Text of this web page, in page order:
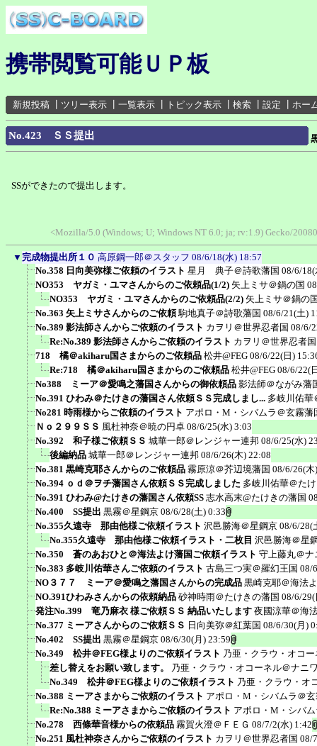
携帯閲覧可能ＵＰ板
新規投稿 ツリー表示 一覧表示 トピック表示 検索 設定 ホー
No.423 ＳＳ提出
SSができたので提出します。
<Mozilla/5.0 (Windows; U; Windows NT 6.0; ja; rv:1.9) Gecko/
▼ 完成物提出所１０ 高原鋼一郎＠スタッフ 08/6/18(水) 18:57
No.358 日向美弥様ご依頼のイラスト 星月 典子＠詩歌藩国 08/6/18(
NO353 ヤガミ・ユマさんからのご依頼品(1/2) 矢上ミサ＠鍋の国
NO353 ヤガミ・ユマさんからのご依頼品(2/2) 矢上ミサ＠鍋の
No.363 矢上ミサさんからのご依頼 駒地真子＠詩歌藩国 08/6/21(土)
No.389 影法師さんからご依頼のイラスト カヲリ＠世界忍者国 08/6/
Re:No.389 影法師さんからご依頼のイラスト カヲリ＠世界忍者国
718 橘＠akiharu国さまからのご依頼品 松井@FEG 08/6/22(日)
Re:718 橘＠akiharu国さまからのご依頼品 松井@FEG 08/6/22(
No388 ミーア＠愛鳴之藩国さんからの御依頼品 影法師＠ながみ藩
No.391 ひわみ＠たけきの藩国さん依頼ＳＳ完成しまし... 多岐川佑華
No281 時雨様からご依頼のイラスト アポロ・M・シバムラ＠玄霧藩
Ｎｏ２９９ＳＳ 風杜神奈＠暁の円卓 08/6/25(水) 3:03
No.392 和子様ご依頼ＳＳ 城華一郎＠レンジャー連邦 08/6/25(水)
後編納品 城華一郎＠レンジャー連邦 08/6/26(木) 22:08
No.381 黒崎克耶さんからのご依頼品 霧原涼＠芥辺境藩国 08/6/26(木
No.394 ｏｄ＠ヲチ藩国さん依頼ＳＳ完成しました 多岐川佑華＠た
No.391 ひわみ@たけきの藩国さん依頼SS 志水高末@たけきの藩国
No.400 SS提出 黒霧＠星鋼京 08/6/28(土) 0:33
No.355久遠寺 那由他様ご依頼イラスト 沢邑勝海＠星鋼京 08/6/28(
No.355久遠寺 那由他様ご依頼イラスト・二枚目 沢邑勝海＠星
No.350 蒼のあおひと＠海法よけ藩国ご依頼イラスト 守上藤丸＠ナ
No.383 多岐川佑華さんご依頼のイラスト 古島三つ実＠羅幻王国 08/
NO３７７ ミーア＠愛鳴之藩国さんからの完成品 黒崎克耶＠海法
NO.391ひわみさんからの依頼納品 砂神時雨＠たけきの藩国 08/6/29(
発注No.399 竜乃麻衣 様ご依頼ＳＳ 納品いたします 夜國涼華＠海
No.377 ミーアさんからのご依頼ＳＳ 日向美弥＠紅葉国 08/6/30(月)
No.402 SS提出 黒霧＠星鋼京 08/6/30(月) 23:59
No.349 松井＠FEG様よりのご依頼イラスト 乃亜・クラウ・オコ
差し替えをお願い致します。
乃亜・クラウ・オコーネル＠ナニ
No.349 松井＠FEG様よりのご依頼イラスト 乃亜・クラウ・オ
No.388 ミーアさまからご依頼のイラスト アポロ・M・シバムラ＠
Re:No.388 ミーアさまからご依頼のイラスト アポロ・M・シバ
No.278 西條華音様からの依頼品 霧賀火澄＠ＦＥＧ 08/7/2(水) 1:42
No.251 風杜神奈さんからご依頼のイラスト カヲリ＠世界忍者国 08/